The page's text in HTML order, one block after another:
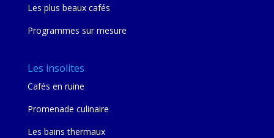
Les plus beaux cafés
Programmes sur mesure
Les insolites
Cafés en ruine
Promenade culinaire
Les bains thermaux